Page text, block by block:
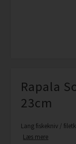
Rapala
23cm
Lang fiskekniv /
Læs mere